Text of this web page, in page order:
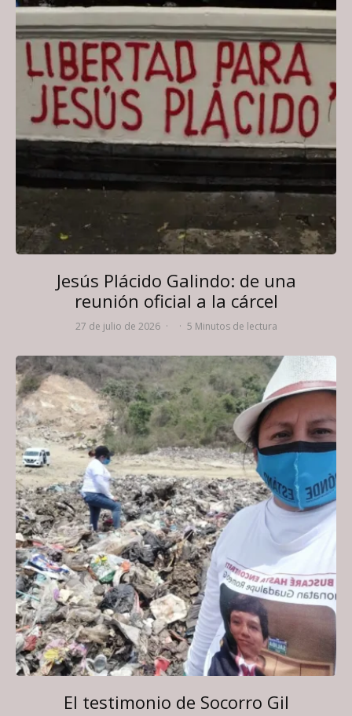
Jesús Plácido Galindo: de una
reunión oficial a la cárcel
27 de julio de 2026 · · 5 Minutos de lectura
El testimonio de Socorro Gil